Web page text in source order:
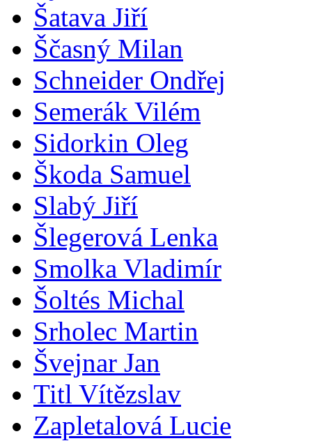
Šatava Jiří
Ščasný Milan
Schneider Ondřej
Semerák Vilém
Sidorkin Oleg
Škoda Samuel
Slabý Jiří
Šlegerová Lenka
Smolka Vladimír
Šoltés Michal
Srholec Martin
Švejnar Jan
Titl Vítězslav
Zapletalová Lucie